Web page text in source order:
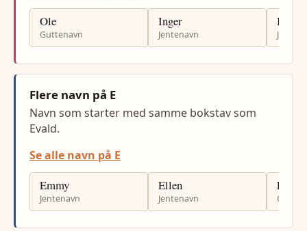
Ole
Guttenavn
Inger
Jentenavn
Ingrid
Flere navn på E
Navn som starter med samme bokstav som
Evald.
Se alle navn på E
Emmy
Jentenavn
Ellen
Jentenavn